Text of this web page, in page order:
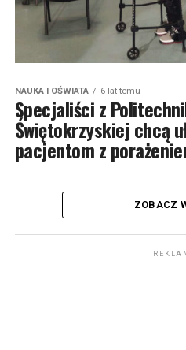
NAUKA I OŚWIATA 6 lat temu
Specjaliści z
Świętokrzyskiej chcą
pacjentom z
ZOBACZ